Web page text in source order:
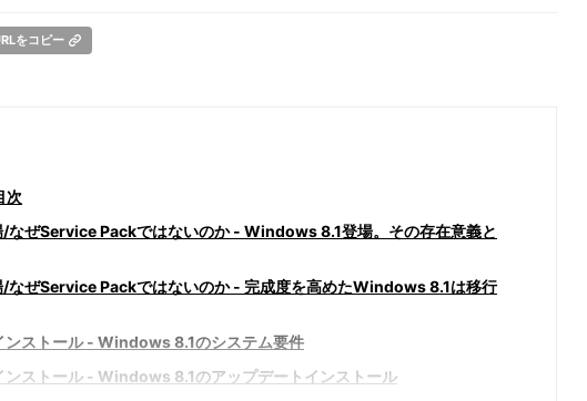
をコピー
次
ぜService Packではないのか - Windows 8.1登場。その存在意義と
ぜService Packではないのか - 完成度を高めたWindows 8.1は移行
ストール - Windows 8.1のシステム要件
ストール - Windows 8.1のアップデートインストール